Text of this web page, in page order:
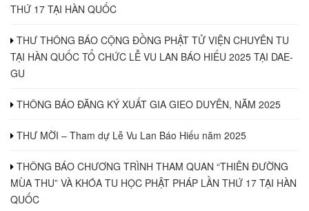
THỨ 17 TẠI HÀN QUỐC
THƯ THÔNG BÁO CỘNG ĐỒNG PHẬT TỬ VIỆN CHUYÊN TU
TẠI HÀN QUỐC TỔ CHỨC LỄ VU LAN BÁO HIẾU 2025 TẠI DAE-
GU
THÔNG BÁO ĐĂNG KÝ XUẤT GIA GIEO DUYÊN, NĂM 2025
THƯ MỜI – Tham dự Lễ Vu Lan Báo Hiếu năm 2025
THÔNG BÁO CHƯƠNG TRÌNH THAM QUAN “THIÊN ĐƯỜNG
MÙA THU” VÀ KHÓA TU HỌC PHẬT PHÁP LẦN THỨ 17 TẠI HÀN
QUỐC